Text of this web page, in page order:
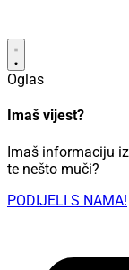
Oglas
Imaš vijest?
Imaš informaciju
te nešto muči?
PODIJELI S NAMA!